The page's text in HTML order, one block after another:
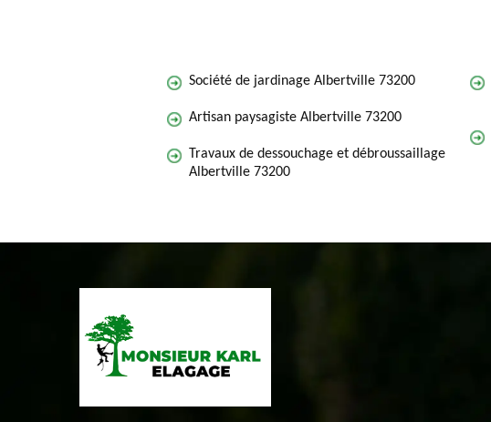
Société de jardinage Albertville 73200
Artisan paysagiste Albertville 73200
Travaux de dessouchage et débroussaillage
Albertville 73200